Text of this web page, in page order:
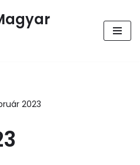
2023